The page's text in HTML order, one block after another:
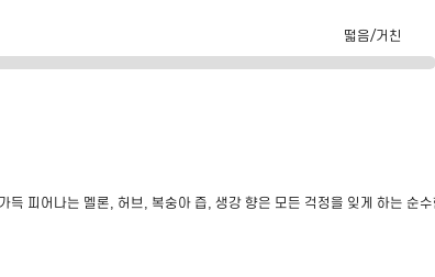
떫음/거친
피어나는 멜론, 허브, 복숭아 즙, 생강 향은 모든 걱정을 잊게 하는 순수